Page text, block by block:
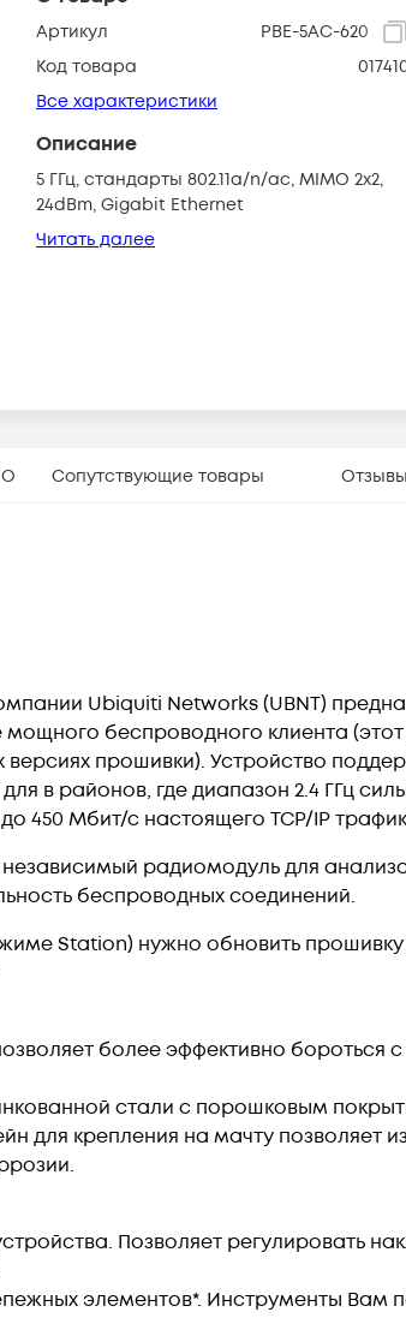
Артикул
PBE-5AC-620
Код товара
Все характеристики
Описание
5 ГГц, стандарты 802.11a/n/ac, MIMO 2x2,
24dBm, Gigabit Ethernet
Читать далее
Сопутствующие товары Отзывы
Ubiquiti Networks (UBNT)
мощного беспроводного клиента
прошивки). Устройство
в районов, где диапазон 2.4 ГГц
450 Мбит/с настоящего TCP/IP
радиомодуль для
беспроводных соединений.
Station) нужно обновить прошивку
более эффективно
стали с порошковым
для крепления на мачту позволяет
Позволяет регулировать
элементов*. Инструменты Вам